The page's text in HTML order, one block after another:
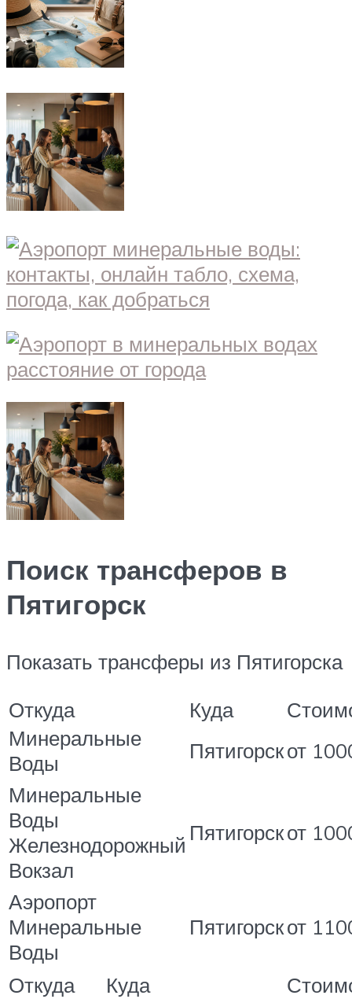
Поиск трансферов в
Пятигорск
Показать трансферы из Пятигорска
Откуда
Куда
Минеральные
Воды
Пятигорскот
Минеральные
Воды
Железнодорожный
Вокзал
Пятигорскот
Аэропорт
Минеральные
Воды
Пятигорскот
Откуда Куда